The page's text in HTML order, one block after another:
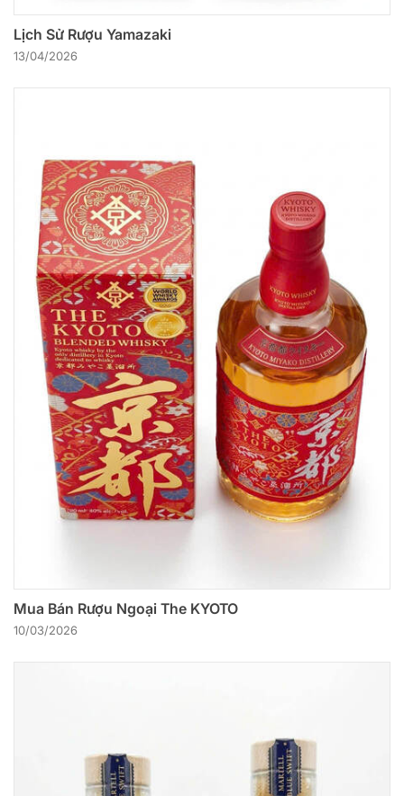
Lịch Sử Rượu Yamazaki
13/04/2026
Mua Bán Rượu Ngoại The KYOTO
10/03/2026